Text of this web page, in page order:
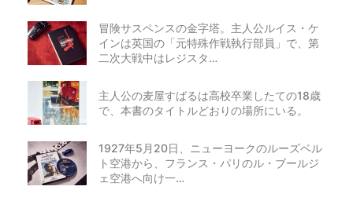
冒険サスペンスの金字塔。主人公ルイス・ケ
インは英国の「元特殊作戦執行部員」で、第
二次大戦中はレジスタ…
主人公の麦屋すばるは高校卒業したての18歳
で、本書のタイトルどおりの場所にいる。
1927年5月20日、ニューヨークのルーズベル
ト空港から、フランス・パリのル・ブールジ
ェ空港へ向け一…